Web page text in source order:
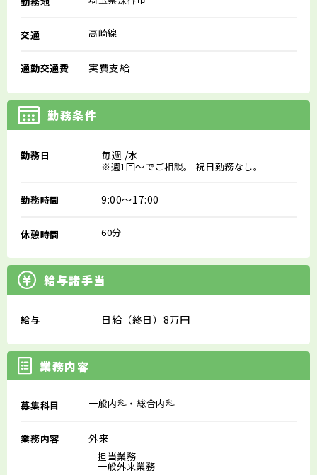
交通 高崎線
通勤交通費 実費支給
勤務条件
勤務日 毎週 /水
※週1回～でご相談。 祝日勤務なし。
勤務時間 9:00～17:00
休憩時間 60分
給与諸手当
給与 日給（終日）8万円
業務内容
募集科目 一般内科・総合内科
業務内容 外来
担当業務
一般外来業務